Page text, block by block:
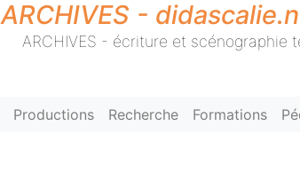
ARCHIVES -
ARCHIVES - écriture et scénographie
Productions Recherche Formations